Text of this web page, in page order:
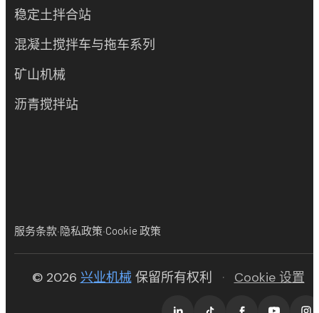
稳定土拌合站
混凝土搅拌车与拖车系列
矿山机械
沥青搅拌站
服务条款·隐私政策·Cookie 政策
© 2026 兴业机械(opens in new tab)
保留所有权利 · Cookie 设置